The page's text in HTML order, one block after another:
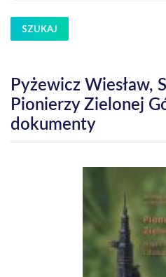
SZUKAJ
Pyżewicz Wiesław,
Pionierzy Zielonej
dokumenty